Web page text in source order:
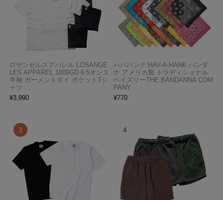
ロサンゼルスアパレル LOSANGE
LES APPAREL 1809GD 6.5オンス
半袖 ガーメントダイ ポケットTシ
ャツ
¥3,990
ハバハンク HAV-A-HANK バンダ
ナ アメリカ製 トラディショナル
ペイズリーTHE BANDANNA COM
PANY
¥770